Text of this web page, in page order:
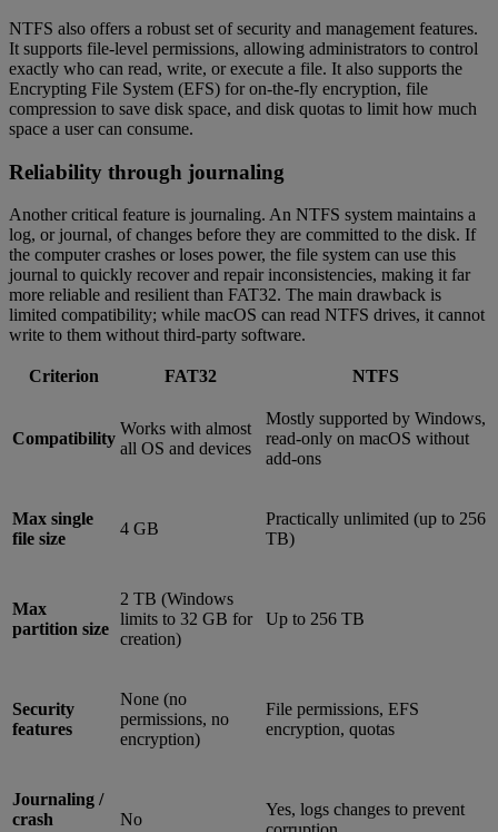
NTFS also offers a robust set of security and management features.
It supports file-level permissions, allowing administrators to control
exactly who can read, write, or execute a file. It also supports the
Encrypting File System (EFS) for on-the-fly encryption, file
compression to save disk space, and disk quotas to limit how much
space a user can consume.
Reliability through journaling
Another critical feature is journaling. An NTFS system maintains a
log, or journal, of changes before they are committed to the disk. If
the computer crashes or loses power, the file system can use this
journal to quickly recover and repair inconsistencies, making it far
more reliable and resilient than FAT32. The main drawback is
limited compatibility; while macOS can read NTFS drives, it cannot
write to them without third-party software.
Criterion FAT32 NTFS
Compatibility
Works with almost
all OS and devices
Mostly supported by Windows,
read-only on macOS without
add-ons
Max single
file size
4 GB
Practically unlimited (up to 256
TB)
Max
partition size
2 TB (Windows
limits to 32 GB for
creation)
Up to 256 TB
Security
features
None (no
permissions, no
encryption)
File permissions, EFS
encryption, quotas
Journaling /
crash
No
Yes, logs changes to prevent